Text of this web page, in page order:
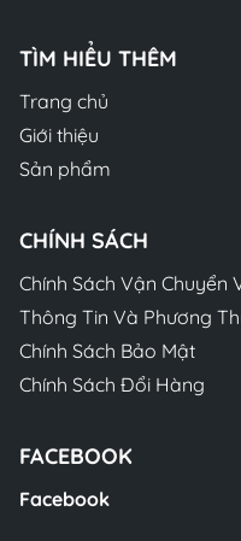
TÌM HIỂU THÊM
Trang chủ
Giới thiệu
Sản phẩm
CHÍNH SÁCH
Chính Sách Vận Chuyển
Thông Tin Và Phương
Chính Sách Bảo Mật
Chính Sách Đổi Hàng
FACEBOOK
Facebook